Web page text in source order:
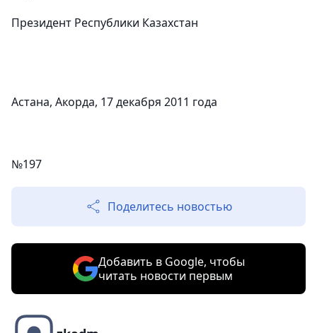
Президент Республики Казахстан
Астана, Акорда, 17 декабря 2011 года
№197
Поделитесь новостью
Добавить в Google, чтобы
читать новости первым